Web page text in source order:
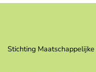
Stichting